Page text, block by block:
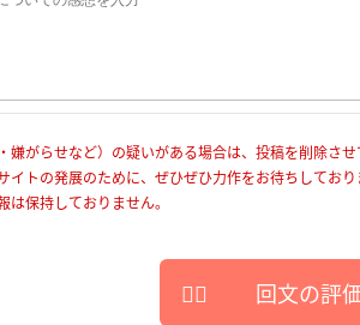
がらせなど）の疑いがある場合は、投稿を削除させ
トの発展のために、ぜひぜひ力作をお待ちしており
保持しておりません。
回文の評